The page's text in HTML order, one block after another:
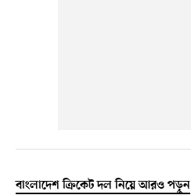
বাংলাদেশ ক্রিকেট দল নিয়ে আরও পড়ুন